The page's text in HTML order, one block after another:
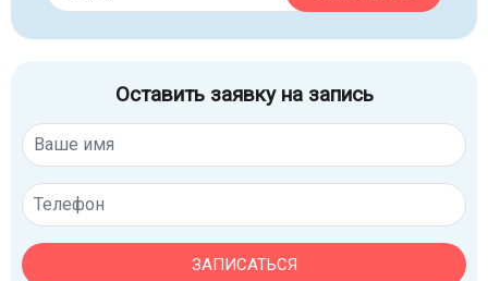
Оставить заявку на запись
ЗАПИСАТЬСЯ